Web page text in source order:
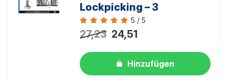
Lockpicking – 3
Bewertung 5 von 5
5 / 5
27,23 24,51
Hinzufügen